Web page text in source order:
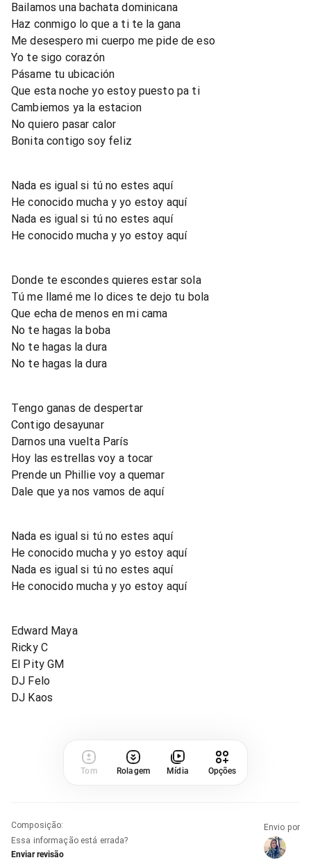
Bailamos una bachata dominicana
Haz conmigo lo que a ti te la gana
Me desespero mi cuerpo me pide de eso
Yo te sigo corazón
Pásame tu ubicación
Que esta noche yo estoy puesto pa ti
Cambiemos ya la estacion
No quiero pasar calor
Bonita contigo soy feliz
Nada es igual si tú no estes aquí
He conocido mucha y yo estoy aquí
Nada es igual si tú no estes aquí
He conocido mucha y yo estoy aquí
Donde te escondes quieres estar sola
Tú me llamé me lo dices te dejo tu bola
Que echa de menos en mi cama
No te hagas la boba
No te hagas la dura
No te hagas la dura
Tengo ganas de despertar
Contigo desayunar
Darnos una vuelta París
Hoy las estrellas voy a tocar
Prende un Phillie voy a quemar
Dale que ya nos vamos de aquí
Nada es igual si tú no estes aquí
He conocido mucha y yo estoy aquí
Nada es igual si tú no estes aquí
He conocido mucha y yo estoy aquí
Edward Maya
Ricky C
El Pity GM
DJ Felo
DJ Kaos
Tom Rolagem Mídia Opções
Composição:
Essa informação está errada?
Enviar revisão
Envio por